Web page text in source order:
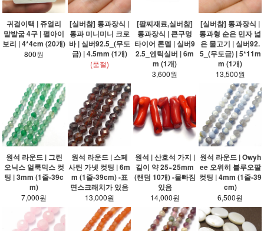
귀걸이택 | 쥬얼리
말발굽 4구 | 펄아이
보리 | 4*4cm (20개)
800원
[실버참] 통과장식 |
통과 미니미니 크로
바 | 실버92.5_(무도
금) | 4.5mm (1개)
(품절)
[팔찌재료,실버참]
통과장식 | 큰구멍
타이어 론델 | 실버9
2.5_엔틱실버 | 6m
m (1개)
3,600원
[실버참] 통과장식 |
통과형 순은 민자 넓
은 물고기 | 실버92.
5_(무도금) | 5*11m
m (1개)
13,500원
원석 라운드 | 그린
오닉스 얼룩믹스 컷
팅 | 3mm (1줄-39c
m)
7,000원
원석 라운드 | 스페
사틴 가넷 컷팅 | 6m
m (1줄-39cm) -표
면스크래치가 있음
13,000원
원석 | 산호석 가지 |
길이 약 25~25mm
(랜덤 10개) -물빠짐
있음
14,000원
원석 라운드 | Owyh
ee 오위히 블루오팔
컷팅 | 4mm (1줄-39
cm)
6,500원